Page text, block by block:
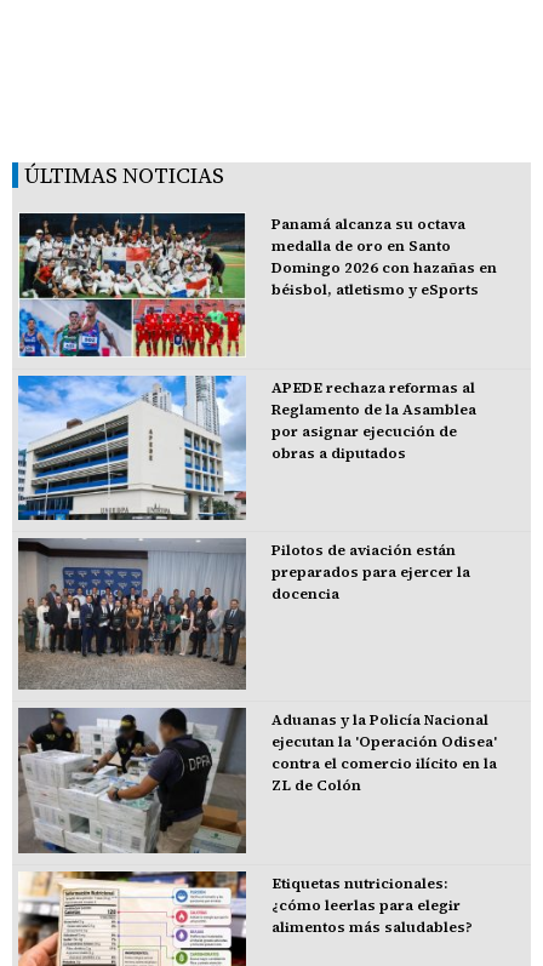
ÚLTIMAS NOTICIAS
Panamá alcanza su octava
medalla de oro en Santo
Domingo 2026 con hazañas en
béisbol, atletismo y eSports
APEDE rechaza reformas al
Reglamento de la Asamblea
por asignar ejecución de
obras a diputados
Pilotos de aviación están
preparados para ejercer la
docencia
Aduanas y la Policía Nacional
ejecutan la 'Operación Odisea'
contra el comercio ilícito en la
ZL de Colón
Etiquetas nutricionales:
¿cómo leerlas para elegir
alimentos más saludables?